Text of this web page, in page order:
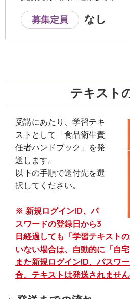
募集定員 なし
テキスト
受講にあたり、学習テキ
ストとして「食品衛生責
任者ハンドブック」を発
送します。
以下の手順で送付先を選
択してください。
※ 新規ログインID、パ
スワードの登録日から3
日経過しても「学習テキスト
いない場合は、自動的に「自宅
また新規ログインID、パスワ
合、テキストは発送されませ